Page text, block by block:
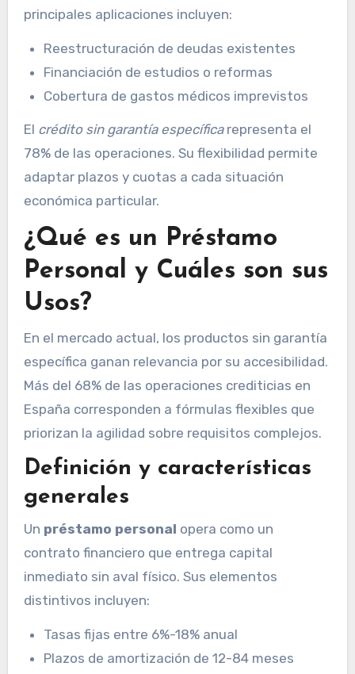
principales aplicaciones incluyen:
Reestructuración de deudas existentes
Financiación de estudios o reformas
Cobertura de gastos médicos imprevistos
El crédito sin garantía específicarepresenta el
78% de las operaciones. Su flexibilidad permite
adaptar plazos y cuotas a cada situación
económica particular.
¿Qué es un Préstamo
Personal y Cuáles son sus
Usos?
En el mercado actual, los productos sin garantía
específica ganan relevancia por su accesibilidad.
Más del 68% de las operaciones crediticias en
España corresponden a fórmulas flexibles que
priorizan la agilidad sobre requisitos complejos.
Definición y características
generales
Un préstamo personal opera como un
contrato financiero que entrega capital
inmediato sin aval físico. Sus elementos
distintivos incluyen:
Tasas fijas entre 6%-18% anual
Plazos de amortización de 12-84 meses